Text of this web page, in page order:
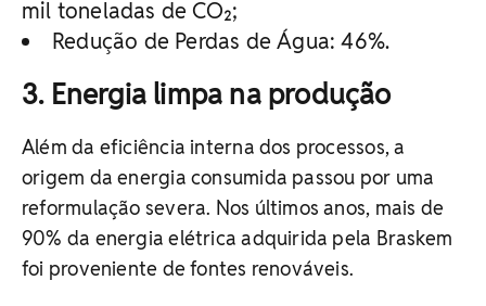
mil toneladas de CO₂;
Redução de Perdas de Água: 46%.
3. Energia limpa na produção
Além da eficiência interna dos processos, a
origem da energia consumida passou por uma
reformulação severa. Nos últimos anos, mais de
90% da energia elétrica adquirida pela Braskem
foi proveniente de fontes renováveis.